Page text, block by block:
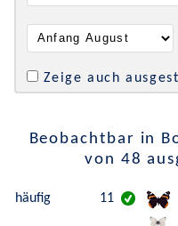
Zeige auch
Beobachtbar in
von 48
häufig 11